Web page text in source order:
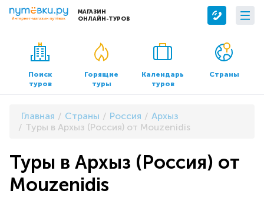
МАГАЗИН
ОНЛАЙН-ТУРОВ
Сервисы
Бронирование отелей
Трансфер
О компании
О нас
Контакты
Документы и реквизиты
Поиск
туров
Горящие
туры
Календарь
туров
Страны
Главная Страны Россия
Архыз
Туры в Архыз (Россия) от Mouzenidis
Туры в Архыз (Россия) от
Mouzenidis